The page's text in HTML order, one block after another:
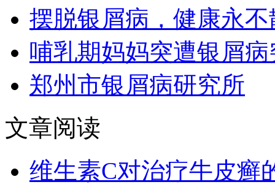
摆脱银屑病，健康永不
哺乳期妈妈突遭银屑
郑州市银屑病研究所
文章阅读
维生素C对治疗牛皮癣